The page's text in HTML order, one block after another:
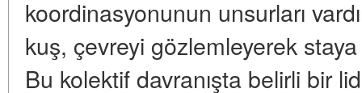
koordinasyonunun unsurları
kuş, çevreyi gözlemleyerek
Bu kolektif davranışta belirli bir